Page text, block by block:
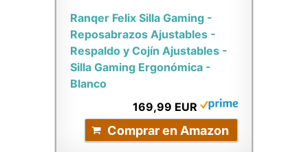
Ranqer Felix Silla Gaming -
Reposabrazos Ajustables -
Respaldo y Cojín Ajustables -
Silla Gaming Ergonómica -
Blanco
169,99 EUR
Comprar en Amazon